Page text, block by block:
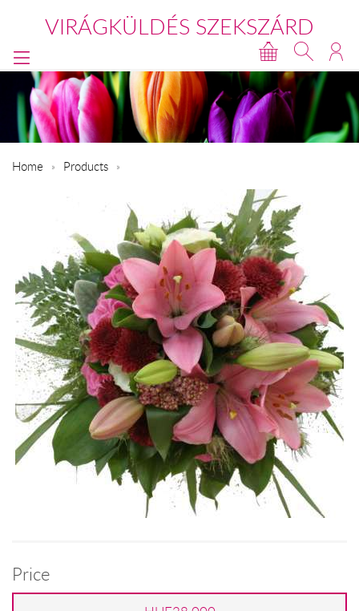
VIRÁGKÜLDÉS SZEKSZÁRD
Home Products
Price